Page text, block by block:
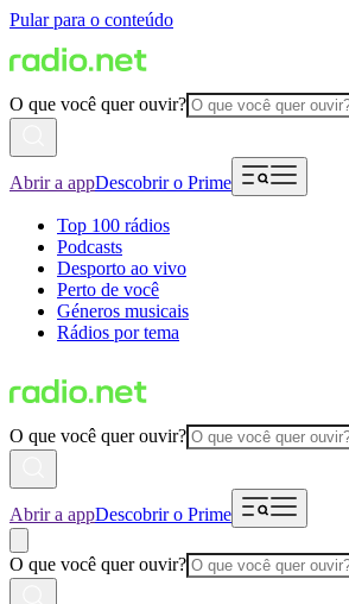
Pular para o conteúdo
O que você quer ouvir?
Abrir a appDescobrir o Prime
Top 100 rádios
Podcasts
Desporto ao vivo
Perto de você
Géneros musicais
Rádios por tema
O que você quer ouvir?
Abrir a appDescobrir o Prime
O que você quer ouvir?